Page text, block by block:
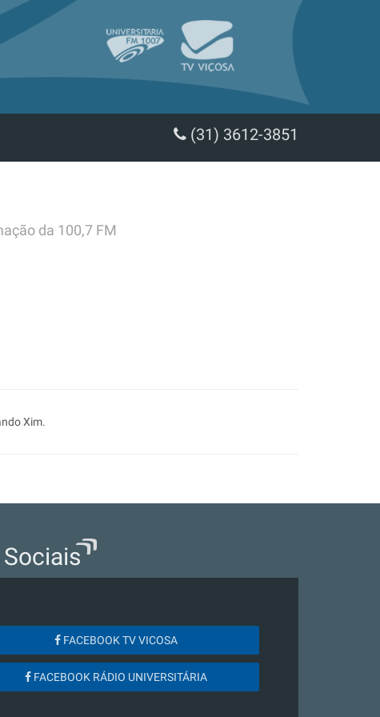
(31) 3612-3851
da 100,7 FM
Xim.
FACEBOOK TV VICOSA
FACEBOOK RÁDIO UNIVERSITÁRIA